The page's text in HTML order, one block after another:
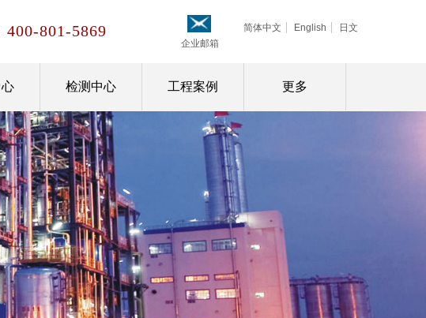
400-801-5869
企业邮箱
简体中文 English 日文
检测中心 工程案例 更多